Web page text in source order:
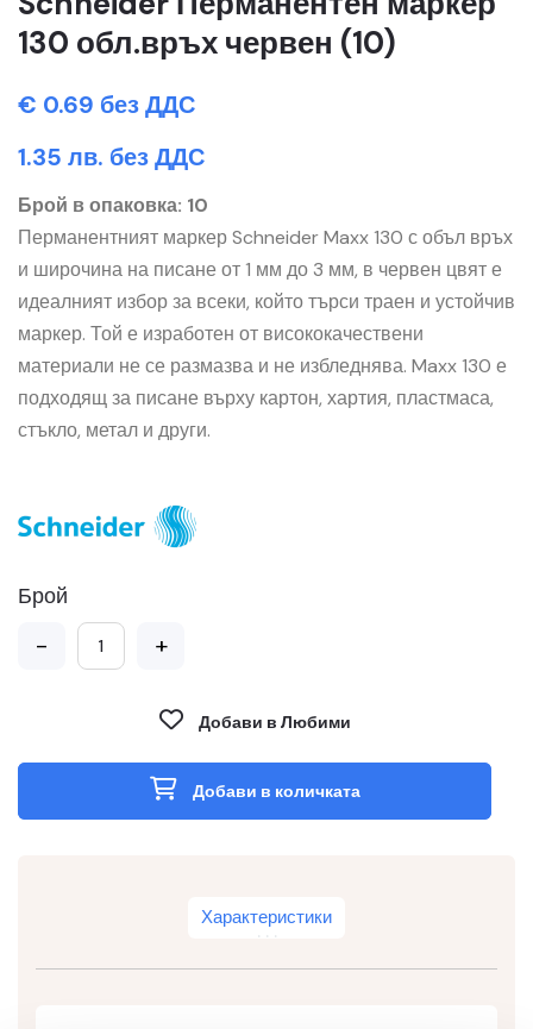
130 обл.връх червен (10)
€ 0.69 без ДДС
1.35 лв. без ДДС
Брой в опаковка: 10
Перманентният маркер Schneider Maxx 130 с объл връх
и широчина на писане от 1 мм до 3 мм, в червен цвят е
идеалният избор за всеки, който търси траен и устойчив
маркер. Той е изработен от висококачествени
материали не се размазва и не избледнява. Maxx 130 е
подходящ за писане върху картон, хартия, пластмаса,
стъкло, метал и други.
Брой
- +
Добави в Любими
Добави в количката
Характеристики